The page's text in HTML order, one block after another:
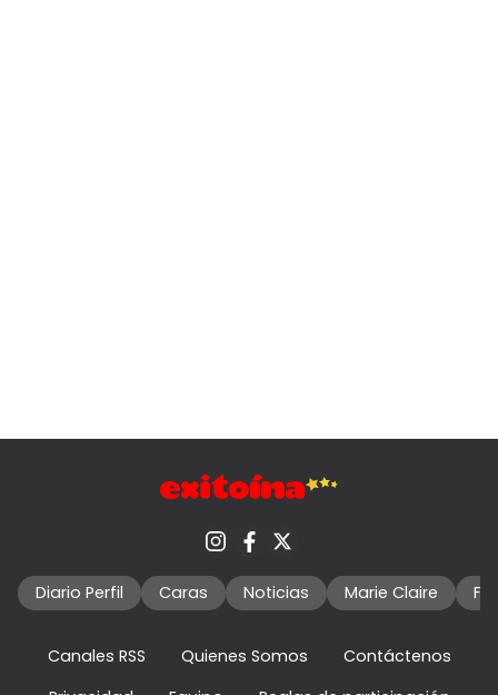
Diario Perfil Caras Noticias Marie Claire
Canales RSS Quienes Somos
Contáctenos